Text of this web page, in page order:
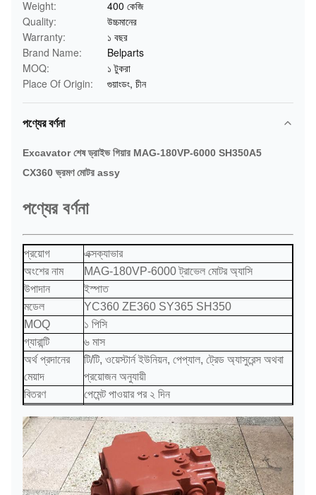
Weight:
400 কেজি
Quality:
উচ্চমানের
Warranty:
১ বছর
Brand Name:
Belparts
MOQ:
১ টুকরা
Place Of Origin:
গুয়াংডং, চীন
পণ্যের বর্ণনা
Excavator শেষ ড্রাইভ গিয়ার MAG-180VP-6000 SH350A5
CX360 ভ্রমণ মোটর assy
পণ্যের বর্ণনা
প্রয়োগ
এক্সক্যাভার
অংশের নাম
MAG-180VP-6000 ট্রাভেল মোটর অ্যাসি
উপাদান
ইস্পাত
মডেল
YC360 ZE360 SY365 SH350
MOQ
১ পিসি
গ্যারান্টি
৬ মাস
অর্থ প্রদানের
মেয়াদ
টি/টি, ওয়েস্টার্ন ইউনিয়ন, পেপ্যাল, ট্রেড অ্যাসুরেন্স অথবা
প্রয়োজন অনুযায়ী
বিতরণ
পেমেন্ট পাওয়ার পর ২ দিন